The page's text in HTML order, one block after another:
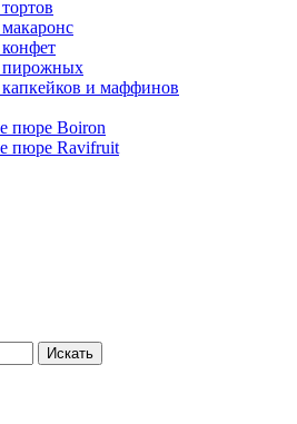
пирожных
капкейков и маффинов
пюре Boiron
пюре Ravifruit
Искать